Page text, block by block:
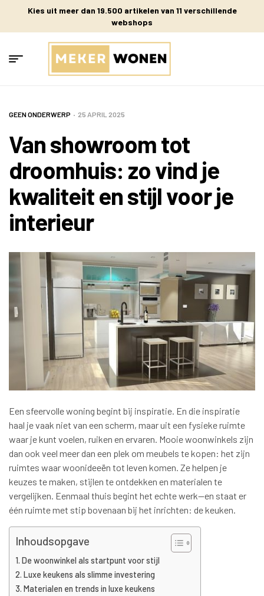
Kies uit meer dan 19.500 artikelen van 11 verschillende
webshops
GEEN ONDERWERP 25 APRIL 2025
Van showroom tot
droomhuis: zo vind je
kwaliteit en stijl voor je
interieur
Een sfeervolle woning begint bij inspiratie. En die inspiratie
haal je vaak niet van een scherm, maar uit een fysieke ruimte
waar je kunt voelen, ruiken en ervaren. Mooie woonwinkels zijn
dan ook veel meer dan een plek om meubels te kopen: het zijn
ruimtes waar woonideeën tot leven komen. Ze helpen je
keuzes te maken, stijlen te ontdekken en materialen te
vergelijken. Eenmaal thuis begint het echte werk—en staat er
één ruimte met stip bovenaan bij het inrichten: de keuken.
Inhoudsopgave
De woonwinkel als startpunt voor stijl
Luxe keukens als slimme investering
Materialen en trends in luxe keukens